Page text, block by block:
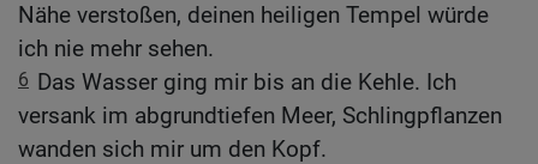
Nähe verstoßen, deinen heiligen Tempel würde
ich nie mehr sehen.
6 Das Wasser ging mir bis an die Kehle. Ich
versank im abgrundtiefen Meer, Schlingpflanzen
wanden sich mir um den Kopf.